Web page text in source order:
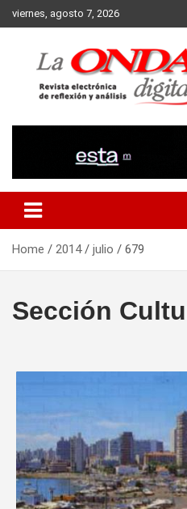
Skip
to
viernes, agosto 7, 2026
Home 2014 julio 679